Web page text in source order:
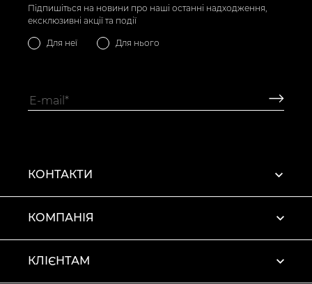
Підпишіться на новини про наші останні надходження,
ексклюзивні акції та події
Для неї Для нього
КОНТАКТИ
КОМПАНІЯ
КЛІЄНТАМ